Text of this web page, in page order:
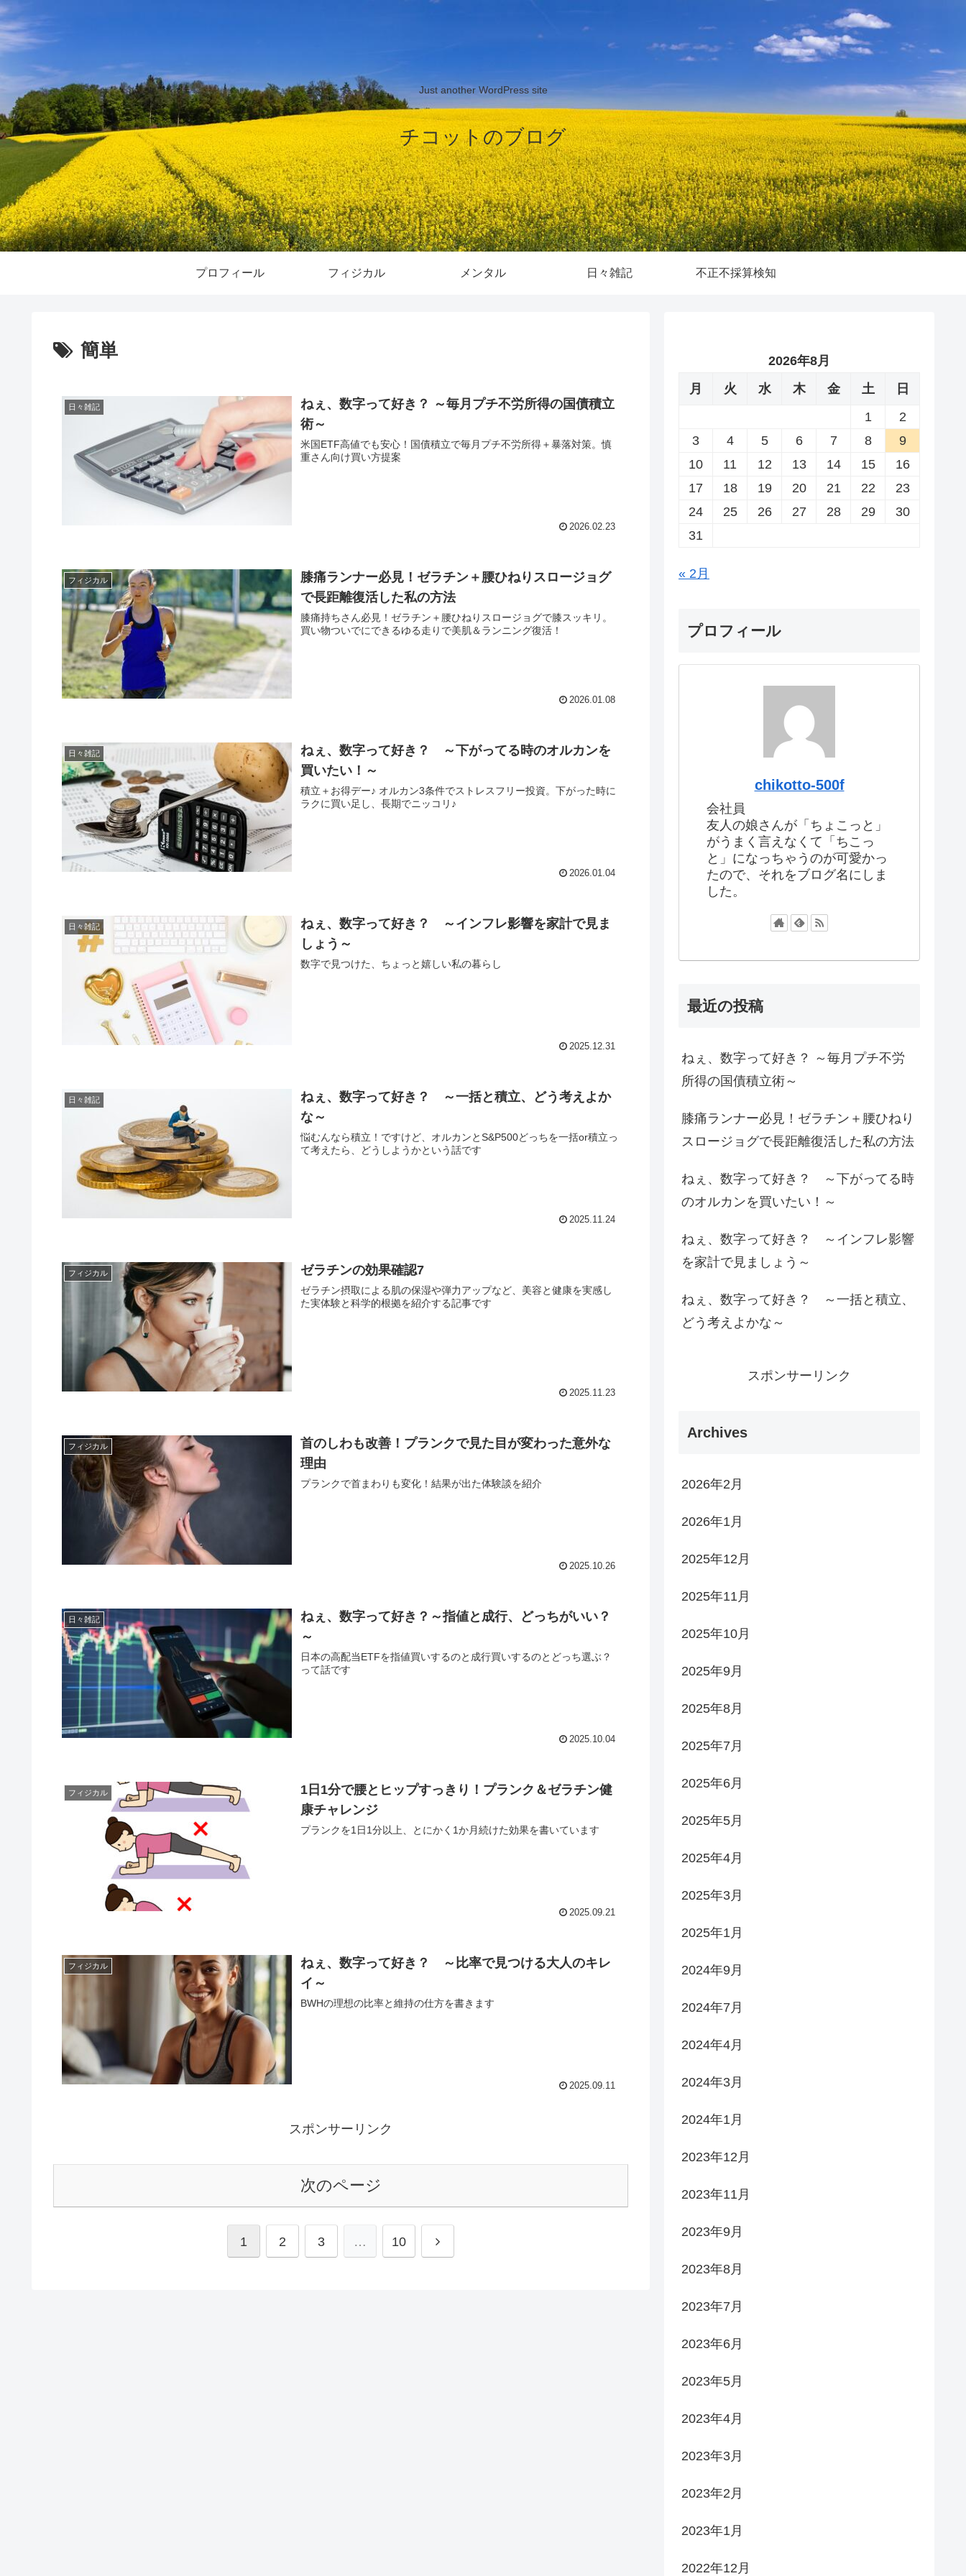
Just another WordPress site
チコットのブログ
プロフィール フィジカル メンタル 日々雑記 不正不採算検知
簡単
日々雑記
ねぇ、数字って好き？ ～毎月プチ不労所得の国債積立
術～
米国ETF高値でも安心！国債積立で毎月プチ不労所得＋暴落対策。慎
重さん向け買い方提案
2026.02.23
フィジカル
膝痛ランナー必見！ゼラチン＋腰ひねりスロージョグ
で長距離復活した私の方法
膝痛持ちさん必見！ゼラチン＋腰ひねりスロージョグで膝スッキリ。
買い物ついでにできるゆる走りで美肌＆ランニング復活！
2026.01.08
日々雑記
ねぇ、数字って好き？ ～下がってる時のオルカンを
買いたい！～
積立＋お得デー♪ オルカン3条件でストレスフリー投資。下がった時に
ラクに買い足し、長期でニッコリ♪
2026.01.04
日々雑記
ねぇ、数字って好き？ ～インフレ影響を家計で見ま
しょう～
数字で見つけた、ちょっと嬉しい私の暮らし
2025.12.31
日々雑記
ねぇ、数字って好き？ ～一括と積立、どう考えよか
な～
悩むんなら積立！ですけど、オルカンとS&P500どっちを一括or積立っ
て考えたら、どうしようかという話です
2025.11.24
フィジカル ゼラチンの効果確認7
ゼラチン摂取による肌の保湿や弾力アップなど、美容と健康を実感し
た実体験と科学的根拠を紹介する記事です
2025.11.23
フィジカル
首のしわも改善！プランクで見た目が変わった意外な
理由
プランクで首まわりも変化！結果が出た体験談を紹介
2025.10.26
日々雑記
ねぇ、数字って好き？～指値と成行、どっちがいい？
～
日本の高配当ETFを指値買いするのと成行買いするのとどっち選ぶ？
って話です
2025.10.04
フィジカル
1日1分で腰とヒップすっきり！プランク＆ゼラチン健
康チャレンジ
プランクを1日1分以上、とにかく1か月続けた効果を書いています
2025.09.21
フィジカル
ねぇ、数字って好き？ ～比率で見つける大人のキレ
イ～
BWHの理想の比率と維持の仕方を書きます
2025.09.11
スポンサーリンク
次のページ
1 2 3 … 10
2026年8月
月
火 水 木 金 土
日
1
2
3
4 5 6 7 8
9
10
11 12 13 14 15
16
17
18 19 20 21 22
23
24
25 26 27 28 29
30
31
« 2月
プロフィール
chikotto-500f
会社員
友人の娘さんが「ちょこっと」
がうまく言えなくて「ちこっ
と」になっちゃうのが可愛かっ
たので、それをブログ名にしま
した。
最近の投稿
ねぇ、数字って好き？ ～毎月プチ不労
所得の国債積立術～
膝痛ランナー必見！ゼラチン＋腰ひねり
スロージョグで長距離復活した私の方法
ねぇ、数字って好き？ ～下がってる時
のオルカンを買いたい！～
ねぇ、数字って好き？ ～インフレ影響
を家計で見ましょう～
ねぇ、数字って好き？ ～一括と積立、
どう考えよかな～
スポンサーリンク
Archives
2026年2月
2026年1月
2025年12月
2025年11月
2025年10月
2025年9月
2025年8月
2025年7月
2025年6月
2025年5月
2025年4月
2025年3月
2025年1月
2024年9月
2024年7月
2024年4月
2024年3月
2024年1月
2023年12月
2023年11月
2023年9月
2023年8月
2023年7月
2023年6月
2023年5月
2023年4月
2023年3月
2023年2月
2023年1月
2022年12月